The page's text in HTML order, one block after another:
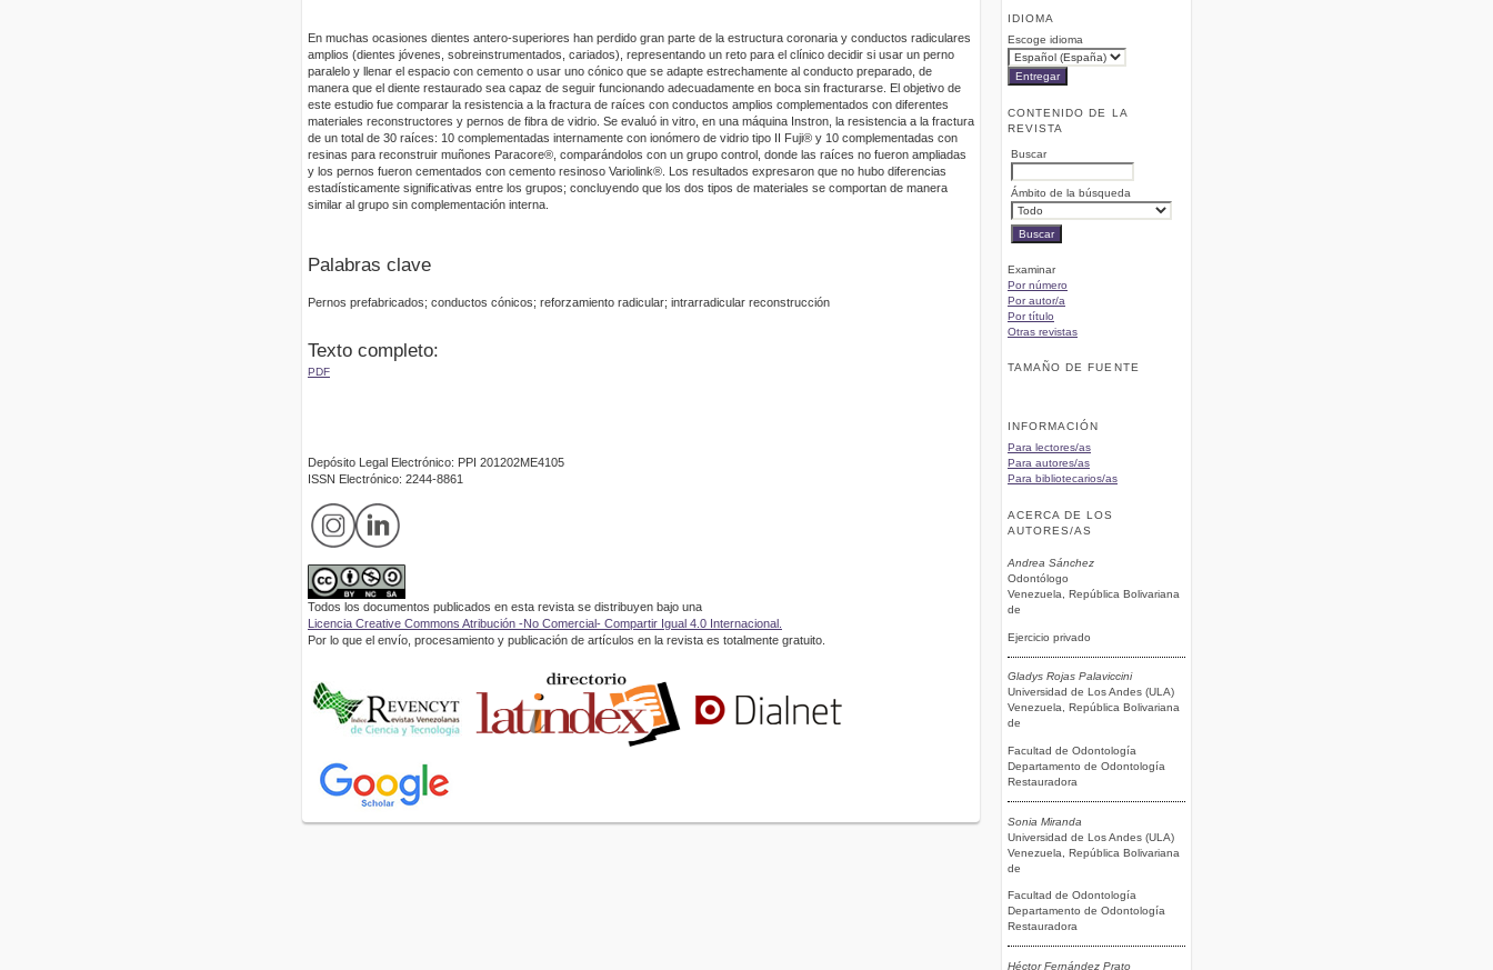
IDIOMA
Escoge idioma
CONTENIDO DE LA
REVISTA
Buscar
Ámbito de la búsqueda
Examinar
Por número
Por autor/a
Por título
Otras revistas
TAMAÑO DE FUENTE
INFORMACIÓN
Para lectores/as
Para autores/as
Para bibliotecarios/as
ACERCA DE LOS
AUTORES/AS
Andrea Sánchez
Odontólogo
Venezuela, República Bolivariana
de
Ejercicio privado
Gladys Rojas Palaviccini
Universidad de Los Andes (ULA)
Venezuela, República Bolivariana
de
Facultad de Odontología
Departamento de Odontología
Restauradora
Sonia Miranda
Universidad de Los Andes (ULA)
Venezuela, República Bolivariana
de
Facultad de Odontología
Departamento de Odontología
Restauradora
Héctor Fernández Prato
En muchas ocasiones dientes antero-superiores han perdido gran parte de la estructura coronaria y conductos radiculares
amplios (dientes jóvenes, sobreinstrumentados, cariados), representando un reto para el clínico decidir si usar un perno
paralelo y llenar el espacio con cemento o usar uno cónico que se adapte estrechamente al conducto preparado, de
manera que el diente restaurado sea capaz de seguir funcionando adecuadamente en boca sin fracturarse. El objetivo de
este estudio fue comparar la resistencia a la fractura de raíces con conductos amplios complementados con diferentes
materiales reconstructores y pernos de fibra de vidrio. Se evaluó in vitro, en una máquina Instron, la resistencia a la fractura
de un total de 30 raíces: 10 complementadas internamente con ionómero de vidrio tipo II Fuji® y 10 complementadas con
resinas para reconstruir muñones Paracore®, comparándolos con un grupo control, donde las raíces no fueron ampliadas
y los pernos fueron cementados con cemento resinoso Variolink®. Los resultados expresaron que no hubo diferencias
estadísticamente significativas entre los grupos; concluyendo que los dos tipos de materiales se comportan de manera
similar al grupo sin complementación interna.
Palabras clave
Pernos prefabricados; conductos cónicos; reforzamiento radicular; intrarradicular reconstrucción
Texto completo:
PDF
Depósito Legal Electrónico: PPI 201202ME4105
ISSN Electrónico: 2244-8861
Todos los documentos publicados en esta revista se distribuyen bajo una
Licencia Creative Commons Atribución -No Comercial- Compartir Igual 4.0 Internacional.
Por lo que el envío, procesamiento y publicación de artículos en la revista es totalmente gratuito.